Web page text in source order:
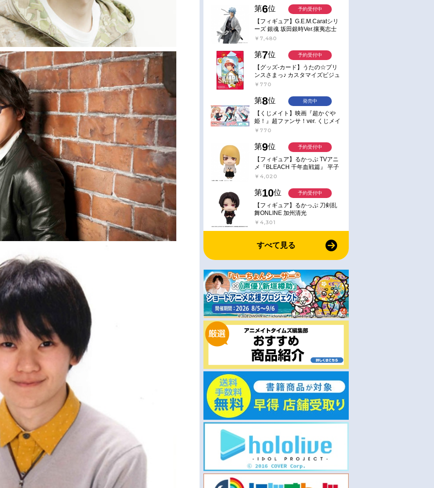
第6位
【フィギュア】G.E.M.Caratシリ
ーズ 銀魂 坂田銀時Ver.攘夷志士
完成品フィギュア
￥7,480
予約受付中
第7位
【グッズ-カード】うたの☆プリ
ンスさまっ♪ カスタマイズビジュ
アルカードコレクション Best
￥770
予約受付中
第8位
【くじメイト】映画『超かぐや
姫！』超ファンサ！ver. くじメイ
ト
￥770
発売中
第9位
【フィギュア】るかっぷ TVアニ
メ『BLEACH 千年血戦篇』 平子
真子
￥4,020
予約受付中
第10位
【フィギュア】るかっぷ 刀剣乱
舞ONLINE 加州清光
￥4,301
予約受付中
すべて見る